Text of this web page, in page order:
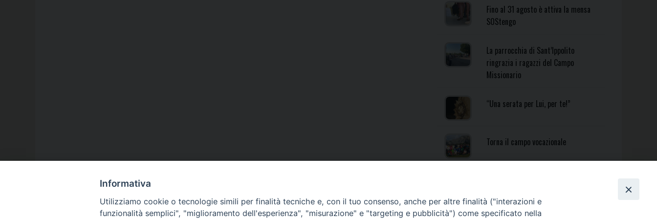
Fino al 31 agosto è attiva la mensa
SOStengo
La parrocchia di Sant’Ippolito
ringrazia i ragazzi del Campo
Missionario
“Una serata per Lui, per te!”
Torna il campo vocazionale
Informativa
Utilizziamo cookie o tecnologie simili per finalità tecniche e, con il tuo consenso, anche per altre finalità ("interazioni e
funzionalità semplici", "miglioramento dell'esperienza", "misurazione" e "targeting e pubblicità") come specificato nella